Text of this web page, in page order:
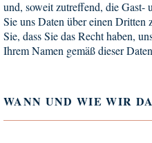
und, soweit zutreffend, die Gast-
Sie uns Daten über einen Dritten
Sie, dass Sie das Recht haben,
Ihrem Namen gemäß dieser
WANN UND WIE WIR